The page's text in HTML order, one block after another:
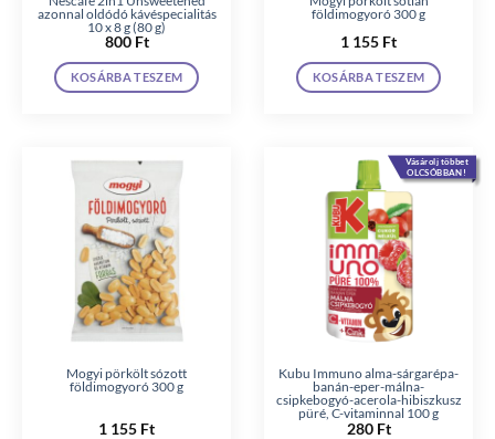
azonnal oldódó kávéspecialitás
10 x 8 g (80 g)
800 Ft
KOSÁRBA TESZEM
földimogyoró 300 g
1 155 Ft
KOSÁRBA TESZEM
Mogyi pörkölt sózott
földimogyoró 300 g
1 155 Ft
Vásárolj többet
OLCSÓBBAN!
Kubu Immuno alma-sárgarépa-
banán-eper-málna-
csipkebogyó-acerola-hibiszkusz
püré, C-vitaminnal 100 g
280 Ft